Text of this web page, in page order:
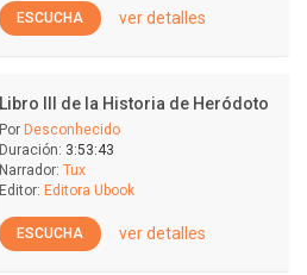
ESCUCHA ver detalles
Libro III de la Historia de Heródoto
Por Desconhecido
Duración: 3:53:43
Narrador: Tux
Editor: Editora Ubook
ESCUCHA ver detalles